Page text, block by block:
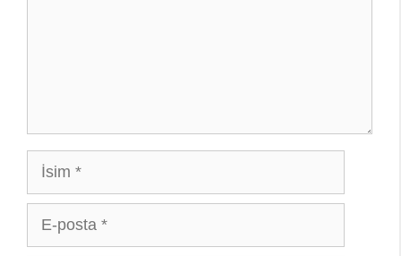
İsim
posta